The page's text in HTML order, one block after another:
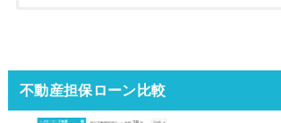
不動産担保ローン比較